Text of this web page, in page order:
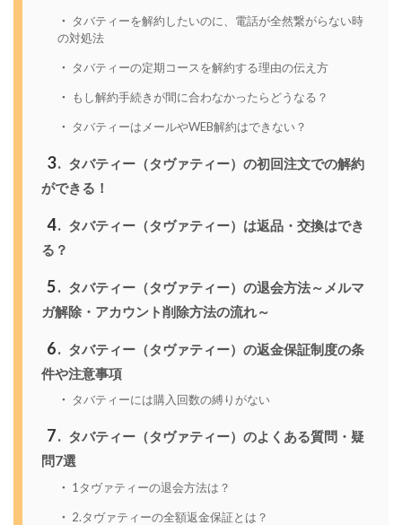
タバティーを解約したいのに、電話が全然繋がらない時
の対処法
タバティーの定期コースを解約する理由の伝え方
もし解約手続きが間に合わなかったらどうなる？
タバティーはメールやWEB解約はできない？
3
タバティー（タヴァティー）の初回注文での解約
ができる！
4
タバティー（タヴァティー）は返品・交換はでき
る？
5
タバティー（タヴァティー）の退会方法～メルマ
ガ解除・アカウント削除方法の流れ～
6
タバティー（タヴァティー）の返金保証制度の条
件や注意事項
タバティーには購入回数の縛りがない
7
タバティー（タヴァティー）のよくある質問・疑
問7選
1タヴァティーの退会方法は？
2.タヴァティーの全額返金保証とは？